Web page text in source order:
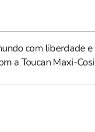
com liberdade e
a Toucan Maxi-Cosi